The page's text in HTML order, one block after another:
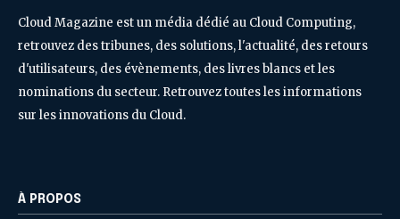
Cloud Magazine est un média dédié au Cloud Computing,
retrouvez des tribunes, des solutions, l'actualité, des retours
d'utilisateurs, des évènements, des livres blancs et les
nominations du secteur. Retrouvez toutes les informations
sur les innovations du Cloud.
À PROPOS